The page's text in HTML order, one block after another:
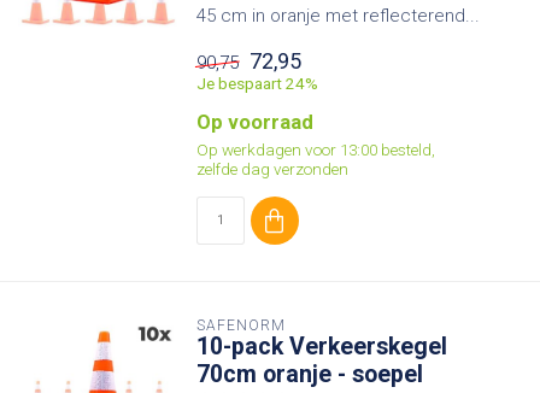
45 cm in oranje met reflecterend...
90,75 72,95
Je bespaart 24%
Op voorraad
Op werkdagen voor 13:00 besteld,
zelfde dag verzonden
SAFENORM
10-pack Verkeerskegel
70cm oranje - soepel